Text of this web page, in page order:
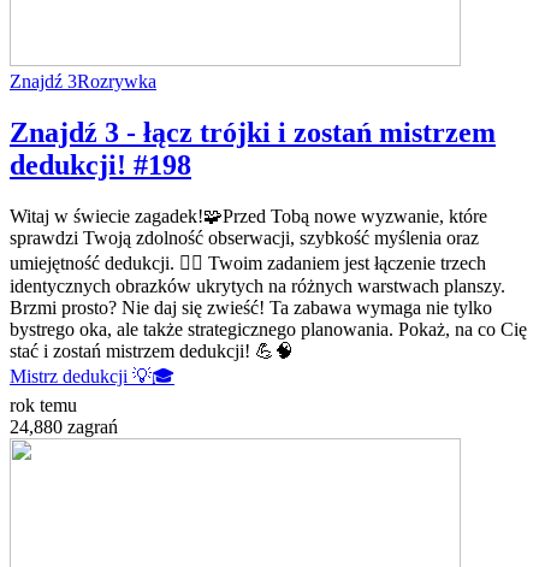
Znajdź 3Rozrywka
Znajdź 3 - łącz trójki i zostań mistrzem
dedukcji! #198
Witaj w świecie zagadek!🧩Przed Tobą nowe wyzwanie, które
sprawdzi Twoją zdolność obserwacji, szybkość myślenia oraz
umiejętność dedukcji. 🕵️‍♂️ Twoim zadaniem jest łączenie trzech
identycznych obrazków ukrytych na różnych warstwach planszy.
Brzmi prosto? Nie daj się zwieść! Ta zabawa wymaga nie tylko
bystrego oka, ale także strategicznego planowania. Pokaż, na co Cię
stać i zostań mistrzem dedukcji! 💪🧠
Mistrz dedukcji 💡🎓
rok temu
24,880 zagrań